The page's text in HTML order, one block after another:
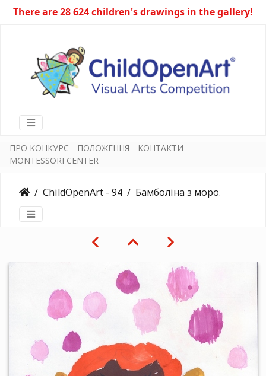
There are 28 624 children's drawings in the gallery!
ПРО КОНКУРС ПОЛОЖЕННЯ
КОНТАКТИ
MONTESSORI CENTER
ChildOpenArt - 94 Бамболіна з морозивом